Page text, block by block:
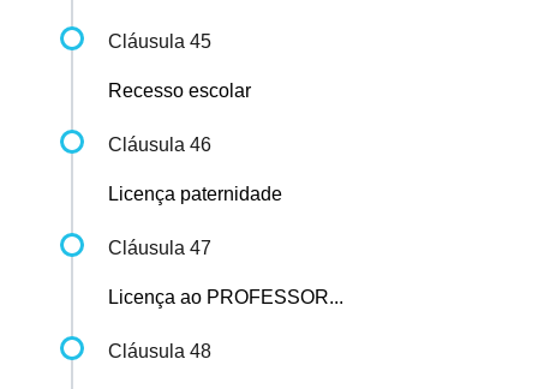
Cláusula 45
Recesso escolar
Cláusula 46
Licença paternidade
Cláusula 47
Licença ao PROFESSOR...
Cláusula 48